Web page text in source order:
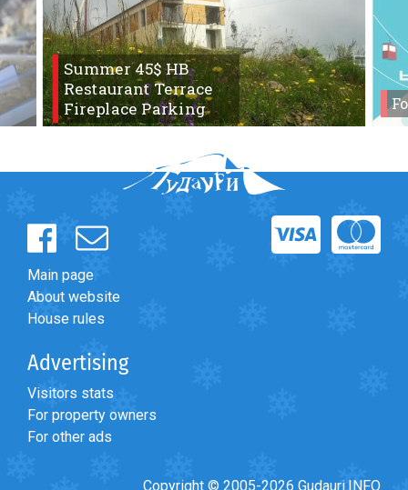
Summer 45$ HB
Restaurant Terrace
Fireplace Parking
Main page
About website
House rules
Advertising
Visitors stats
For property owners
For other ads
Copyright © 2005-2026 Gudauri.INFO